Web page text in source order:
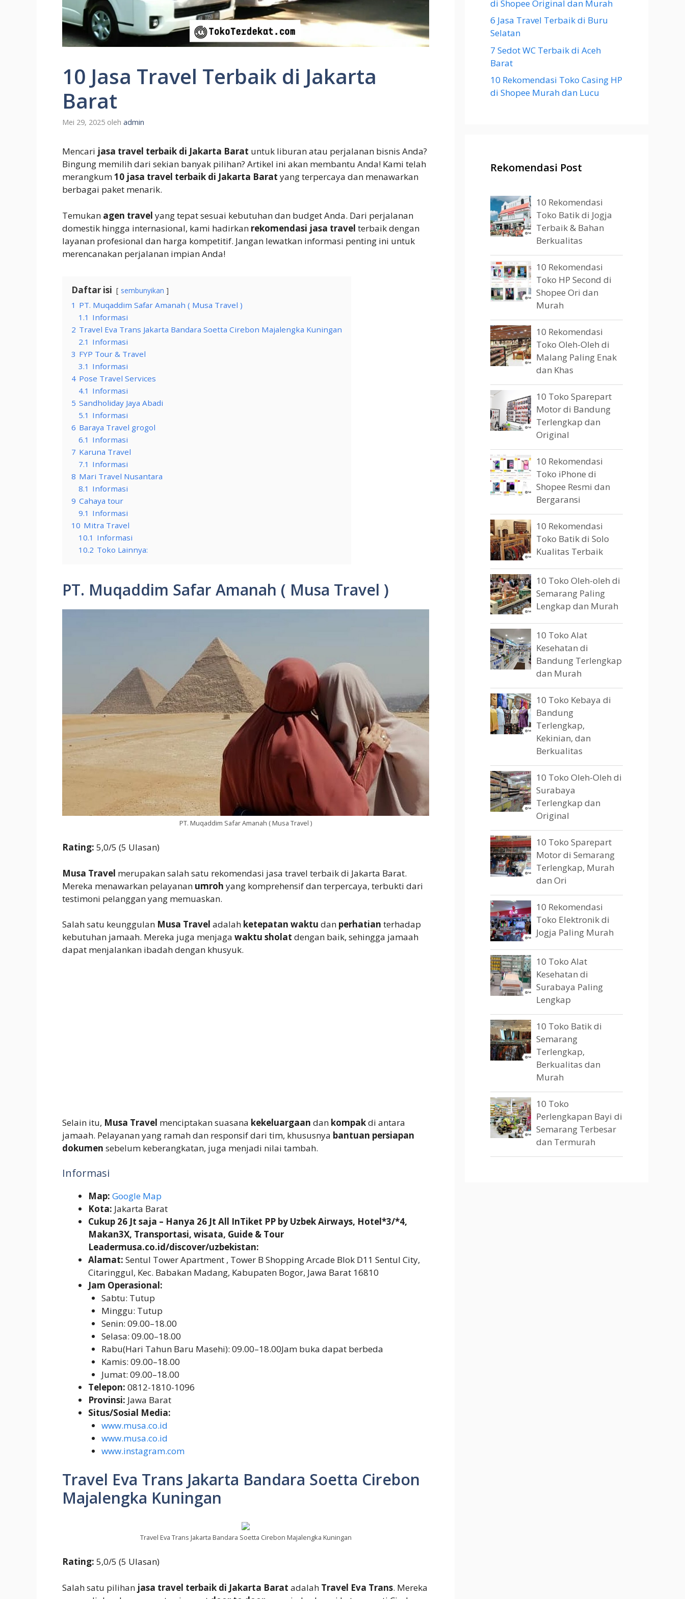
10 Jasa Travel Terbaik di Jakarta
Barat
Mei 29, 2025 oleh admin
Mencari jasa travel terbaik di Jakarta Barat untuk liburan atau perjalanan bisnis Anda?
Bingung memilih dari sekian banyak pilihan? Artikel ini akan membantu Anda! Kami telah
merangkum10 jasa travel terbaik di Jakarta Barat yang terpercaya dan menawarkan
berbagai paket menarik.
Temukan agen travel yang tepat sesuai kebutuhan dan budget Anda. Dari perjalanan
domestik hingga internasional, kami hadirkan rekomendasi jasa travel terbaik dengan
layanan profesional dan harga kompetitif. Jangan lewatkan informasi penting ini untuk
merencanakan perjalanan impian Anda!
Daftar isi sembunyikan
1 PT. Muqaddim Safar Amanah ( Musa Travel )
1.1 Informasi
2 Travel Eva Trans Jakarta Bandara Soetta Cirebon Majalengka Kuningan
2.1 Informasi
3 FYP Tour & Travel
3.1 Informasi
4 Pose Travel Services
4.1 Informasi
5 Sandholiday Jaya Abadi
5.1 Informasi
6 Baraya Travel grogol
6.1 Informasi
7 Karuna Travel
7.1 Informasi
8 Mari Travel Nusantara
8.1 Informasi
9 Cahaya tour
9.1 Informasi
10 Mitra Travel
10.1 Informasi
10.2 Toko Lainnya:
PT. Muqaddim Safar Amanah ( Musa Travel )
PT. Muqaddim Safar Amanah ( Musa Travel )
Rating: 5,0/5 (5 Ulasan)
Musa Travel merupakan salah satu rekomendasi jasa travel terbaik di Jakarta Barat.
Mereka menawarkan pelayanan umroh yang komprehensif dan terpercaya, terbukti dari
testimoni pelanggan yang memuaskan.
Salah satu keunggulan Musa Travel adalah ketepatan waktu dan perhatian terhadap
kebutuhan jamaah. Mereka juga menjaga waktu sholat dengan baik, sehingga jamaah
dapat menjalankan ibadah dengan khusyuk.
Selain itu, Musa Travel menciptakan suasana kekeluargaan dan kompakdi antara
jamaah. Pelayanan yang ramah dan responsif dari tim, khususnya bantuan persiapan
dokumen sebelum keberangkatan, juga menjadi nilai tambah.
Informasi
Map: Google Map
Kota: Jakarta Barat
Cukup 26 Jt saja – Hanya 26 Jt All InTiket PP by Uzbek Airways, Hotel*3/*4,
Makan3X, Transportasi, wisata, Guide & Tour
Leadermusa.co.id/discover/uzbekistan:
Alamat: Sentul Tower Apartment , Tower B Shopping Arcade Blok D11 Sentul City,
Citaringgul, Kec. Babakan Madang, Kabupaten Bogor, Jawa Barat 16810
Jam Operasional:
Sabtu: Tutup
Minggu: Tutup
Senin: 09.00–18.00
Selasa: 09.00–18.00
Rabu(Hari Tahun Baru Masehi): 09.00–18.00Jam buka dapat berbeda
Kamis: 09.00–18.00
Jumat: 09.00–18.00
Telepon: 0812-1810-1096
Provinsi: Jawa Barat
Situs/Sosial Media:
www.musa.co.id
www.musa.co.id
www.instagram.com
Travel Eva Trans Jakarta Bandara Soetta Cirebon
Majalengka Kuningan
Travel Eva Trans Jakarta Bandara Soetta Cirebon Majalengka Kuningan
Rating: 5,0/5 (5 Ulasan)
Salah satu pilihan jasa travel terbaik di Jakarta Barat adalah Travel Eva Trans. Mereka
di Shopee Original dan Murah
6 Jasa Travel Terbaik di Buru
Selatan
7 Sedot WC Terbaik di Aceh
Barat
10 Rekomendasi Toko Casing HP
di Shopee Murah dan Lucu
Rekomendasi Post
10 Rekomendasi
Toko Batik di Jogja
Terbaik & Bahan
Berkualitas
10 Rekomendasi
Toko HP Second di
Shopee Ori dan
Murah
10 Rekomendasi
Toko Oleh-Oleh di
Malang Paling Enak
dan Khas
10 Toko Sparepart
Motor di Bandung
Terlengkap dan
Original
10 Rekomendasi
Toko iPhone di
Shopee Resmi dan
Bergaransi
10 Rekomendasi
Toko Batik di Solo
Kualitas Terbaik
10 Toko Oleh-oleh di
Semarang Paling
Lengkap dan Murah
10 Toko Alat
Kesehatan di
Bandung Terlengkap
dan Murah
10 Toko Kebaya di
Bandung
Terlengkap,
Kekinian, dan
Berkualitas
10 Toko Oleh-Oleh di
Surabaya
Terlengkap dan
Original
10 Toko Sparepart
Motor di Semarang
Terlengkap, Murah
dan Ori
10 Rekomendasi
Toko Elektronik di
Jogja Paling Murah
10 Toko Alat
Kesehatan di
Surabaya Paling
Lengkap
10 Toko Batik di
Semarang
Terlengkap,
Berkualitas dan
Murah
10 Toko
Perlengkapan Bayi di
Semarang Terbesar
dan Termurah